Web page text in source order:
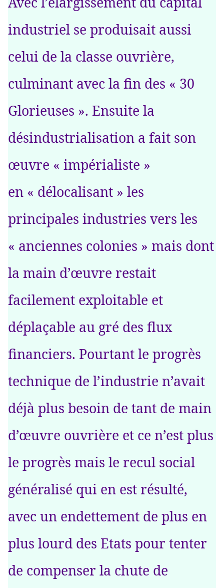
industriel se produisait aussi
celui de la classe ouvrière,
culminant avec la fin des « 30
Glorieuses ». Ensuite la
désindustrialisation a fait son
œuvre « impérialiste »
en « délocalisant » les
principales industries vers les
« anciennes colonies » mais dont
la main d’œuvre restait
facilement exploitable et
déplaçable au gré des flux
financiers. Pourtant le progrès
technique de l’industrie n’avait
déjà plus besoin de tant de main
d’œuvre ouvrière et ce n’est plus
le progrès mais le recul social
généralisé qui en est résulté,
avec un endettement de plus en
plus lourd des Etats pour tenter
de compenser la chute de